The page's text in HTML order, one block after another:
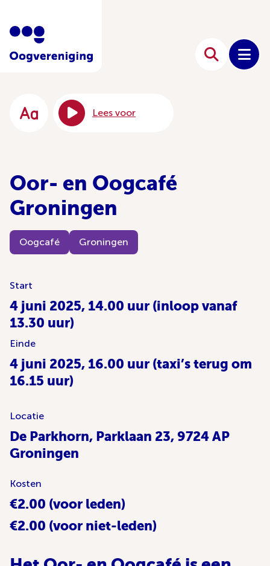
Lees voor
Oor- en Oogcafé
Groningen
Oogcafé Groningen
Start
4 juni 2025, 14.00 uur (inloop vanaf
13.30 uur)
Einde
4 juni 2025, 16.00 uur (taxi’s terug om
16.15 uur)
Locatie
De Parkhorn, Parklaan 23, 9724 AP
Groningen
Kosten
€2.00 (voor leden)
€2.00 (voor niet-leden)